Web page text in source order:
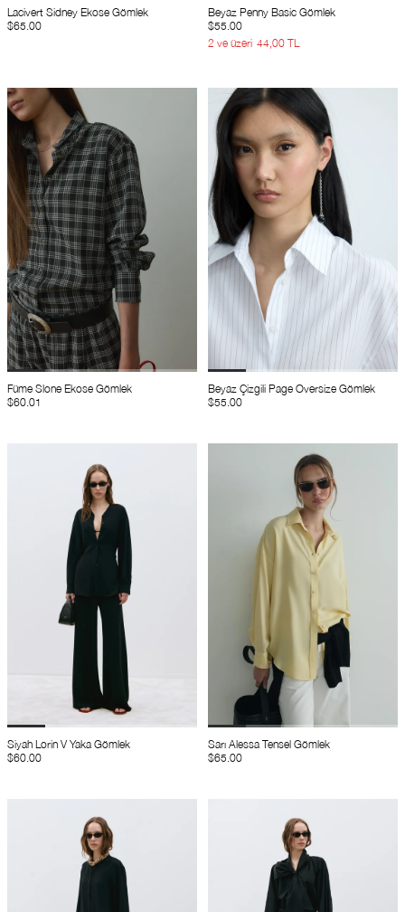
Lacivert Sidney Ekose Gömlek
$65.00
Beyaz Penny Basic Gömlek
$55.00
2 ve üzeri 44,00 TL
Füme Slone Ekose Gömlek
$60.01
Beyaz Çizgili Page Oversize Gömlek
$55.00
Siyah Lorin V Yaka Gömlek
$60.00
Sarı Alessa Tensel Gömlek
$65.00